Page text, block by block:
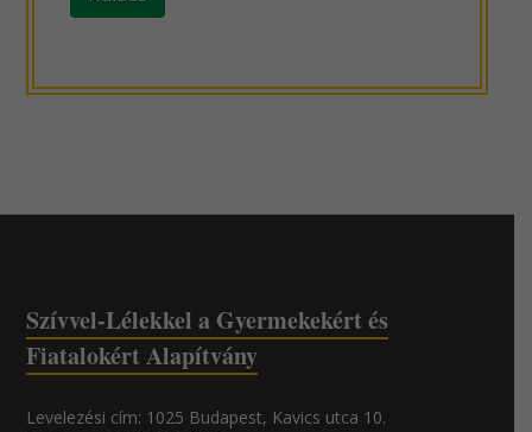
Szívvel-Lélekkel a Gyermekekért és
Fiatalokért Alapítvány
Levelezési cím: 1025 Budapest, Kavics utca 10.